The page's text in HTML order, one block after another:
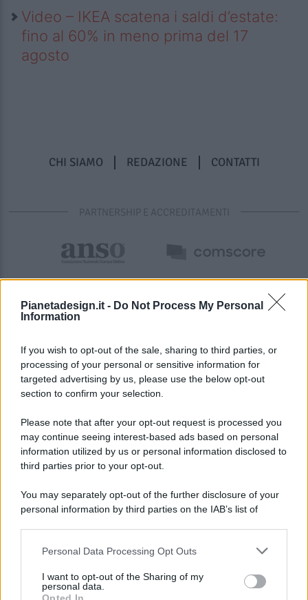
Pianetadesign.it - Do Not Process My Personal
Information
If you wish to opt-out of the sale, sharing to third parties, or
processing of your personal or sensitive information for
targeted advertising by us, please use the below opt-out
section to confirm your selection.
Please note that after your opt-out request is processed you
may continue seeing interest-based ads based on personal
information utilized by us or personal information disclosed to
third parties prior to your opt-out.
You may separately opt-out of the further disclosure of your
personal information by third parties on the IAB’s list of
This information may also be disclosed by us to third parties
disclose it to other third parties.
Personal Data Processing Opt Outs
I want to opt-out of the Sharing of my
personal data.
Video – IKEA scatena i saldi d’estate:
fino al 60% in meno prima del 17
agosto
CHI SIAMO REDAZIONE CONTATTI
PARTNERSHIP E ACCREDITAMENTI
© 2026 - Pianeta Design - P.IVA 04827280654 - Testata
Registrata Al Tribunale Di Nocera Inferiore N. 8/2020 - RG N.
ISCRIZIONE AL ROC N. 35792 – ISCRITTA ALL’ANSO
(ASSOCIAZIONE NAZIONALE STAMPA ONLINE)
PREFERENZE PRIVACY